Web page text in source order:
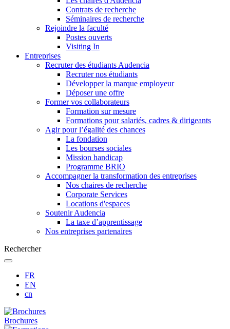
Contrats de recherche
Séminaires de recherche
Rejoindre la faculté
Postes ouverts
Visiting In
Entreprises
Recruter des étudiants Audencia
Recruter nos étudiants
Développer la marque employeur
Déposer une offre
Former vos collaborateurs
Formation sur mesure
Formations pour salariés, cadres & dirigeants
Agir pour l’égalité des chances
La fondation
Les bourses sociales
Mission handicap
Programme BRIO
Accompagner la transformation des entreprises
Nos chaires de recherche
Corporate Services
Locations d'espaces
Soutenir Audencia
La taxe d’apprentissage
Nos entreprises partenaires
Rechercher
FR
EN
cn
Brochures